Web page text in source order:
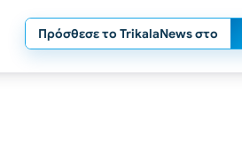
Πρόσθεσε το TrikalaNews στο